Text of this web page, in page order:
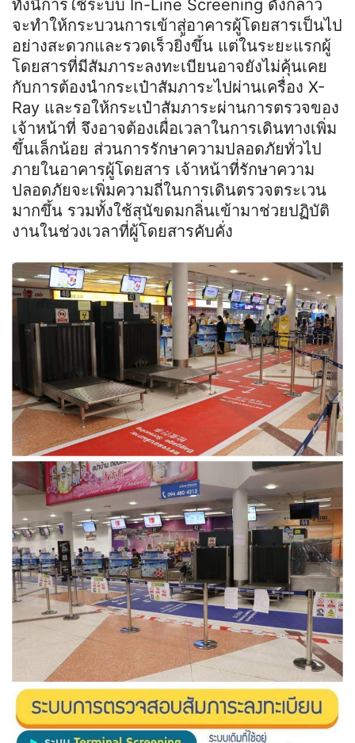
ทั้งนี้การใช้ระบบ In-Line Screening ดังกล่าว
จะทำให้กระบวนการเข้าสู่อาคารผู้โดยสารเป็นไป
อย่างสะดวกและรวดเร็วยิ่งขึ้น แต่ในระยะแรกผู้
โดยสารที่มีสัมภาระลงทะเบียนอาจยังไม่คุ้นเคย
กับการต้องนำกระเป๋าสัมภาระไปผ่านเครื่อง X-
Ray และรอให้กระเป๋าสัมภาระผ่านการตรวจของ
เจ้าหน้าที่ จึงอาจต้องเผื่อเวลาในการเดินทางเพิ่ม
ขึ้นเล็กน้อย ส่วนการรักษาความปลอดภัยทั่วไป
ภายในอาคารผู้โดยสาร เจ้าหน้าที่รักษาความ
ปลอดภัยจะเพิ่มความถี่ในการเดินตรวจตระเวน
มากขึ้น รวมทั้งใช้สุนัขดมกลิ่นเข้ามาช่วยปฏิบัติ
งานในช่วงเวลาที่ผู้โดยสารคับคั่ง